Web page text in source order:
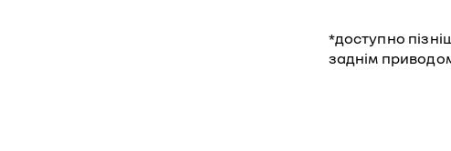
*доступно
заднім